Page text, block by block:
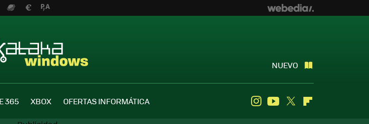
NUEVO
365 XBOX OFERTAS INFORMÁTICA InstagramYoutube
Twitter